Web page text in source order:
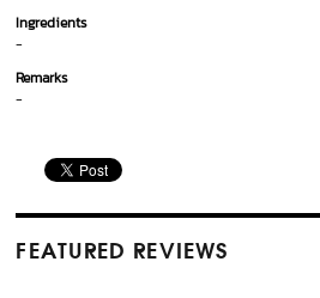
Ingredients
-
Remarks
-
FEATURED REVIEWS